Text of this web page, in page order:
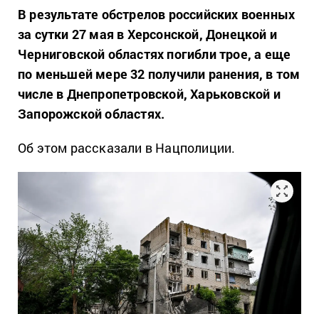
В результате обстрелов российских военных
за сутки 27 мая в Херсонской, Донецкой и
Черниговской областях погибли трое, а еще
по меньшей мере 32 получили ранения, в том
числе в Днепропетровской, Харьковской и
Запорожской областях.
Об этом рассказали в Нацполиции.